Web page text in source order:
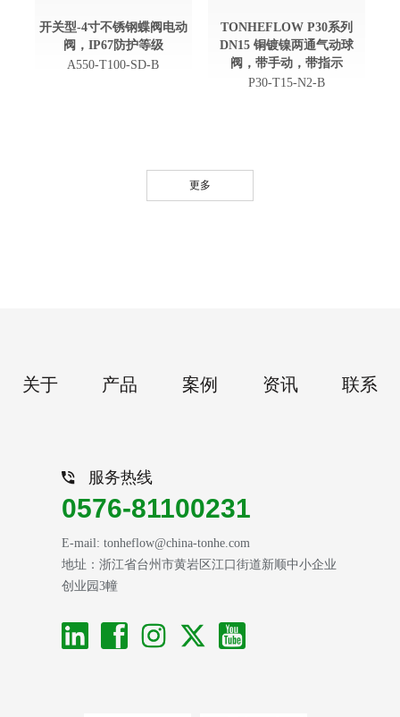
开关型-4寸不锈钢蝶阀电动
阀，IP67防护等级
A550-T100-SD-B
TONHEFLOW P30系列
DN15 铜镀镍两通气动球
阀，带手动，带指示
P30-T15-N2-B
更多
关于 产品 案例 资讯 联系
服务热线
0576-81100231
E-mail: tonheflow@china-tonhe.com
地址：浙江省台州市黄岩区江口街道新顺中小企业
创业园3幢